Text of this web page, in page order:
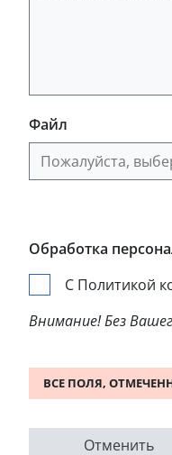
Файл
Файл
Обработка
С Политикой
Внимание! Без
ВСЕ ПОЛЯ,
Отменить